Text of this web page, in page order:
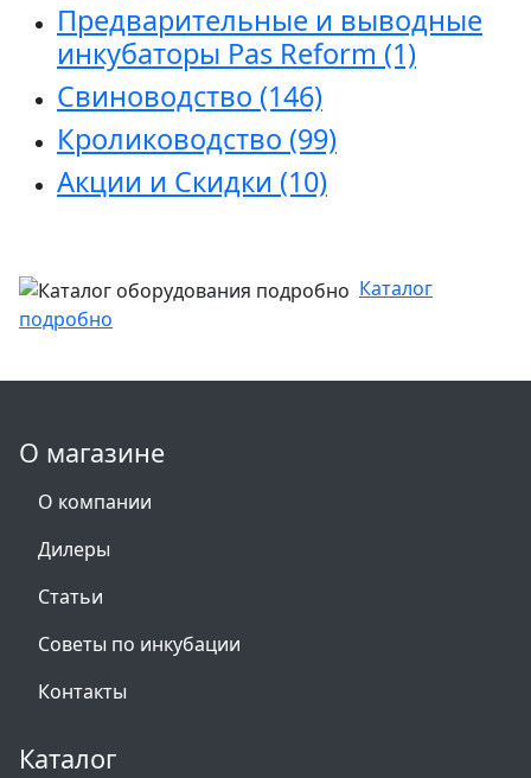
Предварительные и выводные
инкубаторы Pas Reform (1)
Свиноводство (146)
Кролиководство (99)
Акции и Скидки (10)
Каталог
подробно
О магазине
О компании
Дилеры
Статьи
Советы по инкубации
Контакты
Каталог